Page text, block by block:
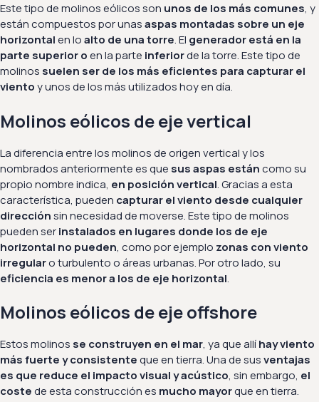
Este tipo de molinos eólicos son unos de los más comunes, y
están compuestos por unasaspas montadas sobre un eje
horizontalen loalto de una torre. El generador está en la
parte superior oen la parte inferiorde la torre. Este tipo de
molinos suelen ser de los más eficientes para capturar el
vientoy unos de los más utilizados hoy en día.
Molinos eólicos de eje vertical
La diferencia entre los molinos de origen vertical y los
nombrados anteriormente es que sus aspas estáncomo su
propio nombre indica, en posición vertical. Gracias a esta
característica, pueden capturar el viento desde cualquier
direcciónsin necesidad de moverse. Este tipo de molinos
pueden serinstalados en lugares donde los de eje
horizontal no pueden, como por ejemplo zonas con viento
irregularo turbulento o áreas urbanas. Por otro lado, su
eficiencia es menor a los de eje horizontal.
Molinos eólicos de eje offshore
Estos molinos se construyen en el mar, ya que allíhay viento
más fuerte y consistenteque en tierra. Una de susventajas
es que reduce el impacto visual y acústico, sin embargo, el
costede esta construcción es mucho mayorque en tierra.